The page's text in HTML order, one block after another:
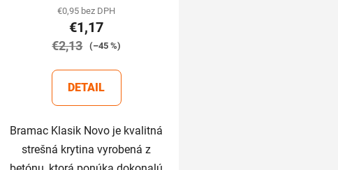
produktu
je
5,0
5
hviezdičiek.
€0,95 bez DPH
€1,17
€2,13 (–45 %)
DETAIL
Bramac Klasik Novo je kvalitná
strešná krytina vyrobená z